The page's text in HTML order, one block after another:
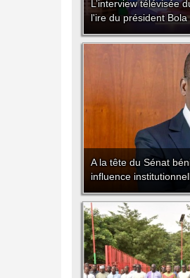
L’interview télévisée
l'ire du président Bola
A la tête du Sénat
influence